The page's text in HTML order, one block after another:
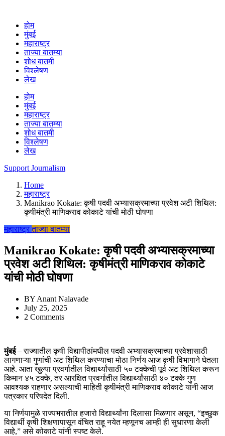
होम
मुंबई
महाराष्ट्र
ताज्या बातम्या
शोध बातमी
विश्लेषण
लेख
होम
मुंबई
महाराष्ट्र
ताज्या बातम्या
शोध बातमी
विश्लेषण
लेख
Support Journalism
Home
महाराष्ट्र
Manikrao Kokate: कृषी पदवी अभ्यासक्रमाच्या प्रवेश अटी शिथिल:
कृषीमंत्री माणिकराव कोकाटे यांची मोठी घोषणा
महाराष्ट्र ताज्या बातम्या
Manikrao Kokate: कृषी पदवी अभ्यासक्रमाच्या
प्रवेश अटी शिथिल: कृषीमंत्री माणिकराव कोकाटे
यांची मोठी घोषणा
BY Anant Nalavade
July 25, 2025
2 Comments
मुंबई– राज्यातील कृषी विद्यापीठांमधील पदवी अभ्यासक्रमाच्या प्रवेशासाठी
लागणाऱ्या गुणांची अट शिथिल करण्याचा मोठा निर्णय आज कृषी विभागाने घेतला
आहे. आता खुल्या प्रवर्गातील विद्यार्थ्यांसाठी ५० टक्केची पूर्व अट शिथिल करून
किमान ४५ टक्के, तर आरक्षित प्रवर्गातील विद्यार्थ्यांसाठी ४० टक्के गुण
आवश्यक राहणार असल्याची माहिती कृषीमंत्री माणिकराव कोकाटे यांनी आज
पत्रकार परिषदेत दिली.
या निर्णयामुळे राज्यभरातील हजारो विद्यार्थ्यांना दिलासा मिळणार असून, “इच्छुक
विद्यार्थी कृषी शिक्षणापासून वंचित राहू नयेत म्हणूनच आम्ही ही सुधारणा केली
आहे,” असे कोकाटे यांनी स्पष्ट केले.